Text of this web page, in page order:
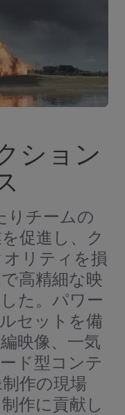
ション
りチームの
促進し、ク
リティを損
高精細な映
た。パワー
セットを備
映像、一気
ド型コンテ
作の現場
作に貢献し